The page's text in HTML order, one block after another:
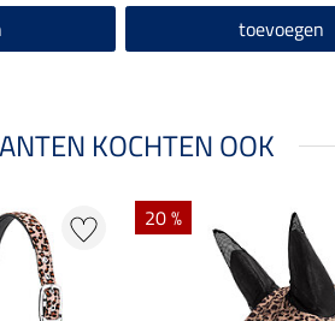
toevoegen
KOCHTEN OOK
20 %